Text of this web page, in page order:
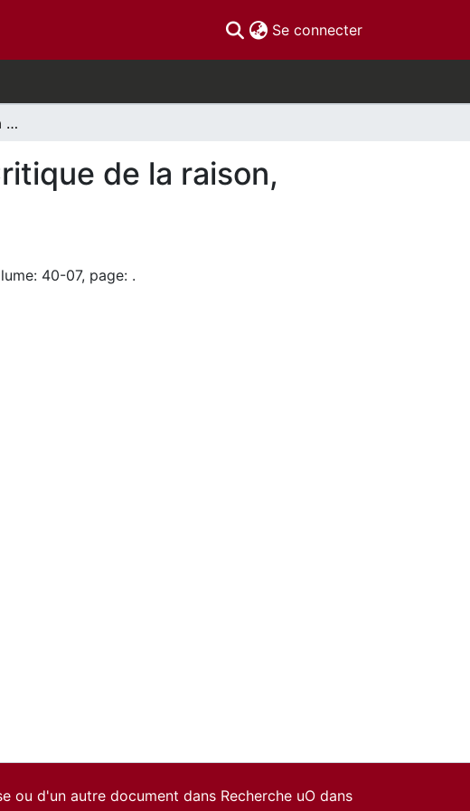
Se connecter(current)
De Sartre à Marx par la totalisation : sur la Critique de la raison, dialectique.
de la raison,
40-07, page: .
ou d'un autre document dans Recherche uO dans